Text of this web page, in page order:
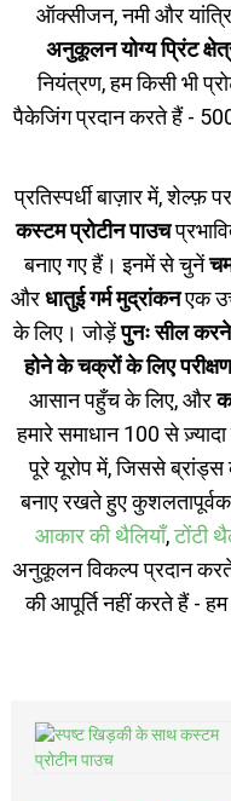
ऑक्सीजन, नमी और
अनुकूलन योग्य प्रिंट
नियंत्रण, हम किसी भी
पैकेजिंग प्रदान करते हैं -
प्रतिस्पर्धी बाज़ार में, शेल्फ़
कस्टम प्रोटीन पाउच
बनाए गए हैं। इनमें से चुनें
औरधातुई गर्म मुद्रांकनएक
के लिए। जोड़ेंपुनः सील
होने के चक्रों के लिए
आसान पहुँच के लिए, और
हमारे समाधान 100 से
पूरे यूरोप में, जिससे
बनाए रखते हुए
आकार की थैलियाँ,टोंटी
अनुकूलन विकल्प प्रदान
की आपूर्ति नहीं करते हैं - हम